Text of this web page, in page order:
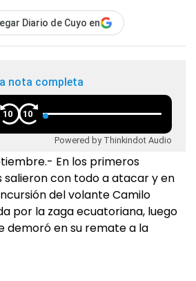
Diario de Cuyo en
nota completa
10 10
Powered by Thinkindot Audio
En los primeros
salieron con todo a atacar y en
del volante Camilo
por la zaga ecuatoriana, luego
demoró en su remate a la